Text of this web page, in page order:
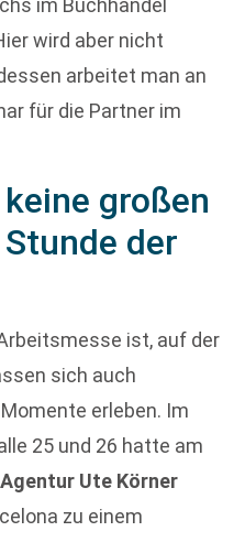
im Buchhandel
wird aber nicht
arbeitet man an
für die Partner im
großen
der
ist, auf der
sich auch
erleben. Im
25 und 26 hatte am
Agentur Ute Körner
zu einem